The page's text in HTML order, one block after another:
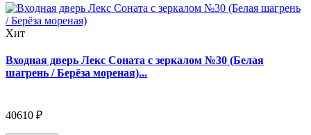
Хит
Входная дверь Лекс Соната с зеркалом №30 (Белая
шагрень / Берёза мореная)...
40610 ₽